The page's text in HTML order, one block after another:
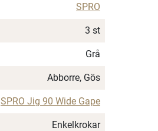
SPRO
3 st
Grå
Abborre, Gös
SPRO Jig 90 Wide Gape
Enkelkrokar